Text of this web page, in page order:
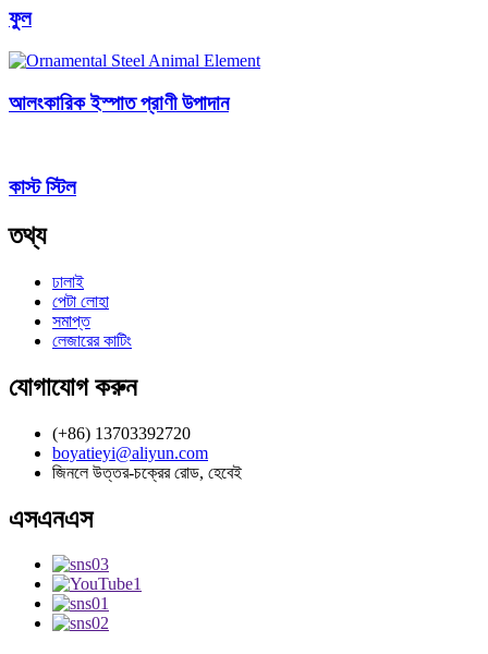
ফুল
আলংকারিক ইস্পাত প্রাণী উপাদান
কাস্ট স্টিল
তথ্য
ঢালাই
পেটা লোহা
সমাপ্ত
লেজারের কাটিং
যোগাযোগ করুন
(+86) 13703392720
boyatieyi@aliyun.com
জিনলে উত্তর-চক্রের রোড, হেবেই
এসএনএস